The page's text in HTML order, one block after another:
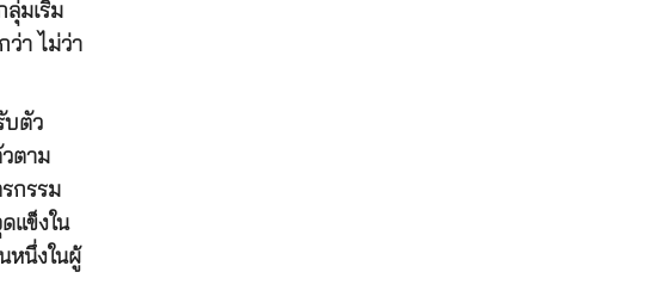
มเริ่ม
ว่า ไม่ว่า
บตัว
ตาม
กรรม
แข็งใน
หนึ่งในผู้